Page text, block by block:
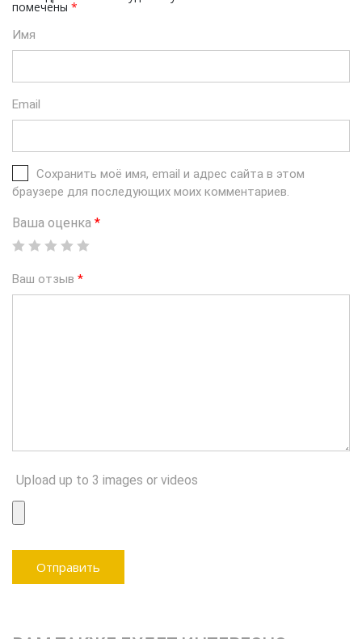
помечены *
Имя
Email
Сохранить моё имя, email и адрес сайта в этом
браузере для последующих моих комментариев.
Ваша оценка *
Ваш отзыв *
Upload up to 3 images or videos